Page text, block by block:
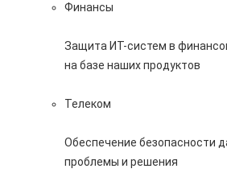
Финансы
Защита ИТ-систем в
на базе наших продуктов
Телеком
Обеспечение безопасности
проблемы и решения